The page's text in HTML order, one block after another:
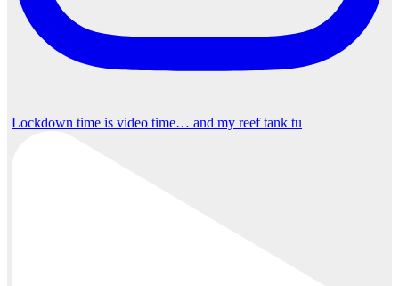
Lockdown time is video time… and my reef tank tu